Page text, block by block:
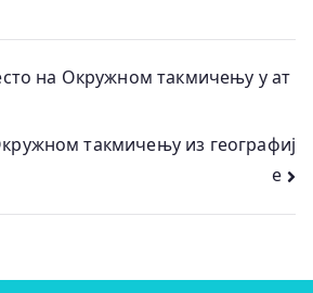
на Окружном такмичењу у ат
такмичењу из географиј
е